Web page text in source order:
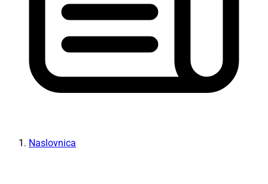
Naslovnica